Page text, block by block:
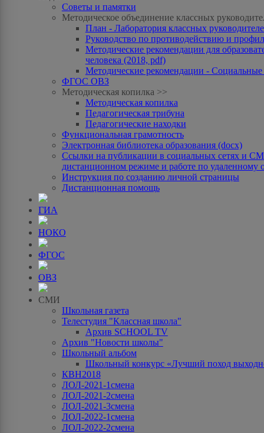
Советы и памятки
Методическое объединение классных
План - Лаборатория классных
Руководство по противодействию и
Методические рекомендации для
человека (2018, pdf)
Методические рекомендации -
ФГОС ОВЗ
Методическая копилка >>
Методическая копилка
Педагогическая трибуна
Педагогические находки
Функциональная грамотность
Электронная библиотека образования (docx)
Ссылки на публикации в социальных сетях и
дистанционном режиме и работе по удаленному
Инструкция по созданию личной страницы
Дистанционная помощь
ГИА
НОКО
ФГОС
ОВЗ
СМИ
Школьная газета
Телестудия "Классная школа"
Архив SCHOOL TV
Архив "Новости школы"
Школьный альбом
Школьный конкурс «Лучший поход
КВН2018
ЛОЛ-2021-1смена
ЛОЛ-2021-2смена
ЛОЛ-2021-3смена
ЛОЛ-2022-1смена
ЛОЛ-2022-2смена